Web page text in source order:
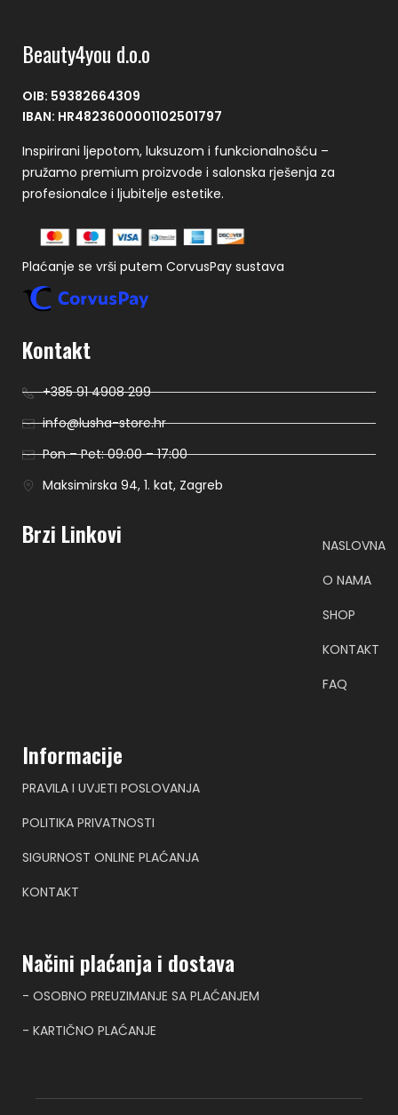
Beauty4you d.o.o
OIB: 59382664309
IBAN: HR4823600001102501797
Inspirirani ljepotom, luksuzom i funkcionalnošću –
pružamo premium proizvode i salonska rješenja za
profesionalce i ljubitelje estetike.
Plaćanje se vrši putem CorvusPay sustava
Kontakt
+385 91 4908 299
info@lusha-store.hr
Pon – Pet: 09:00 – 17:00
Maksimirska 94, 1. kat, Zagreb
Brzi Linkovi
NASLOVNA
O NAMA
SHOP
KONTAKT
FAQ
Informacije
PRAVILA I UVJETI POSLOVANJA
POLITIKA PRIVATNOSTI
SIGURNOST ONLINE PLAĆANJA
KONTAKT
Načini plaćanja i dostava
- OSOBNO PREUZIMANJE SA PLAĆANJEM
- KARTIČNO PLAĆANJE